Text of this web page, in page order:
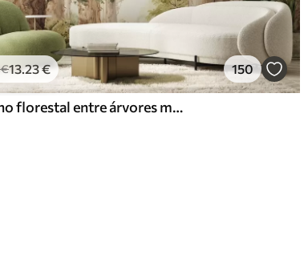
€13.23€ 150
Caminho florestal entre árvores majestosas em estilo aquarela